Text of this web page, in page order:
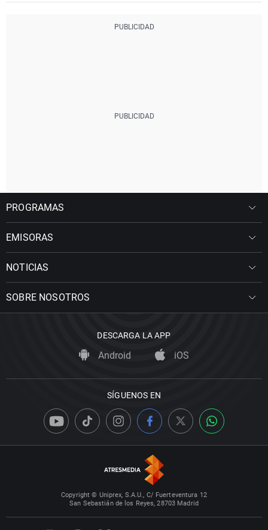
PROGRAMAS
EMISORAS
NOTICIAS
SOBRE NOSOTROS
DESCARGA LA APP
Android iOS
SÍGUENOS EN
Copyright © Uniprex, S.A.U., C/ Fuerteventura 12
San Sebastián de los Reyes, 28703 Madrid